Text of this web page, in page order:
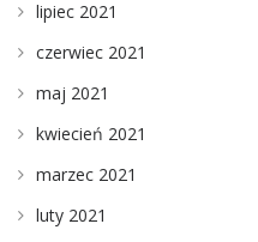
lipiec 2021
czerwiec 2021
maj 2021
kwiecień 2021
marzec 2021
luty 2021